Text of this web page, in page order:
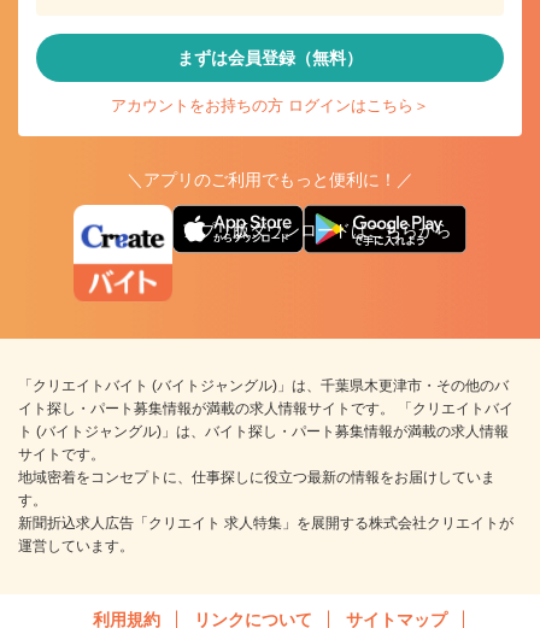
まずは会員登録（無料）
アカウントをお持ちの方 ログインはこちら＞
＼アプリのご利用でもっと便利に！／
アプリ版ダウンロードはこちらから
「クリエイトバイト (バイトジャングル)」は、千葉県木更津市・その他のバ
イト探し・パート募集情報が満載の求人情報サイトです。 「クリエイトバイ
ト (バイトジャングル)」は、バイト探し・パート募集情報が満載の求人情報
サイトです。
地域密着をコンセプトに、仕事探しに役立つ最新の情報をお届けしていま
す。
新聞折込求人広告「クリエイト 求人特集」を展開する株式会社クリエイトが
運営しています。
利用規約 リンクについて サイトマップ